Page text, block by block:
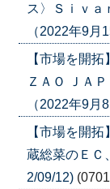
ス〉Ｓｉｖａ
（2022年9月
【市場を開
ＺＡＯ ＪＡ
（2022年9月
【市場を開
蔵総菜のＥＣ
2/09/12)